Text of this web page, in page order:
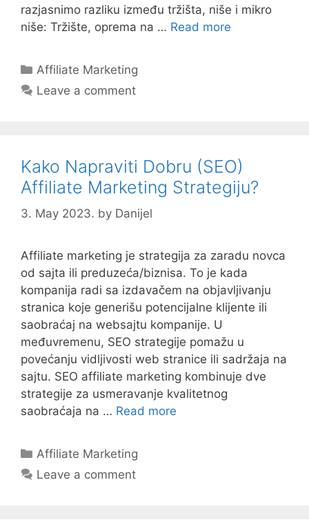
razjasnimo razliku između tržišta, niše i mikro
niše: Tržište, oprema na … Read more
Categories
Affiliate Marketing
Leave a comment
Kako Napraviti Dobru (SEO)
Affiliate Marketing Strategiju?
3. May 2023. by Danijel
Affiliate marketing je strategija za zaradu novca
od sajta ili preduzeća/biznisa. To je kada
kompanija radi sa izdavačem na objavljivanju
stranica koje generišu potencijalne klijente ili
saobraćaj na websajtu kompanije. U
međuvremenu, SEO strategije pomažu u
povećanju vidljivosti web stranice ili sadržaja na
sajtu. SEO affiliate marketing kombinuje dve
strategije za usmeravanje kvalitetnog
saobraćaja na … Read more
Categories
Affiliate Marketing
Leave a comment